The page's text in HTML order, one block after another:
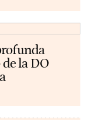
la DO